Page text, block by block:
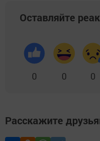
Оставляйте
0 0 0
Расскажите